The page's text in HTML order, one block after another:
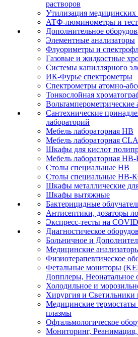
растворов
Утилизация медицинских
АТФ-люминометры и
Дополнительное
Элементные анализаторы
Флуориметры и
Газовые и жидкостные
Системы капиллярного
ИК-Фурье спектрометры
Спектрометры атомно-
Тонкослойная
Вольтамперометрические
Сантехнические
лабораторий
Мебель лабораторная НВ
Мебель лабораторная
Шкафы для кислот
Мебель лабораторная
Столы специальные НВ
Столы специальные
Шкафы металлические
Шкафы вытяжные
Бактерицидные
Антисептики, дозаторы
Экспресс-тесты на
Диагностическое
Больничное и
Медицинские
Физиотерапевтическое
Фетальные мониторы
Допплеры, Неонатальное
Холодильное и
Хирургия и Светильники
Медицинские термостаты
плазмы
Офтальмологическое
Мониторинг,